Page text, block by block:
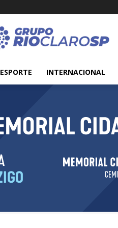
ESPORTE INTERNACIONAL